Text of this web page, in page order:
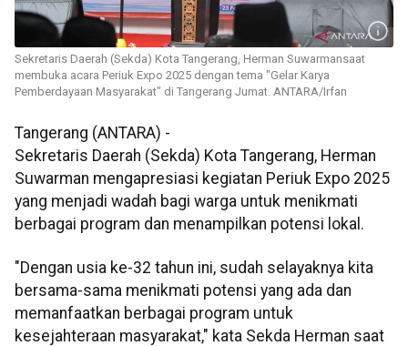
Sekretaris Daerah (Sekda) Kota Tangerang, Herman Suwarmansaat
membuka acara Periuk Expo 2025 dengan tema "Gelar Karya
Pemberdayaan Masyarakat" di Tangerang Jumat. ANTARA/Irfan
Tangerang (ANTARA) -
Sekretaris Daerah (Sekda) Kota Tangerang, Herman
Suwarman mengapresiasi kegiatan Periuk Expo 2025
yang menjadi wadah bagi warga untuk menikmati
berbagai program dan menampilkan potensi lokal.
"Dengan usia ke-32 tahun ini, sudah selayaknya kita
bersama-sama menikmati potensi yang ada dan
memanfaatkan berbagai program untuk
kesejahteraan masyarakat," kata Sekda Herman saat